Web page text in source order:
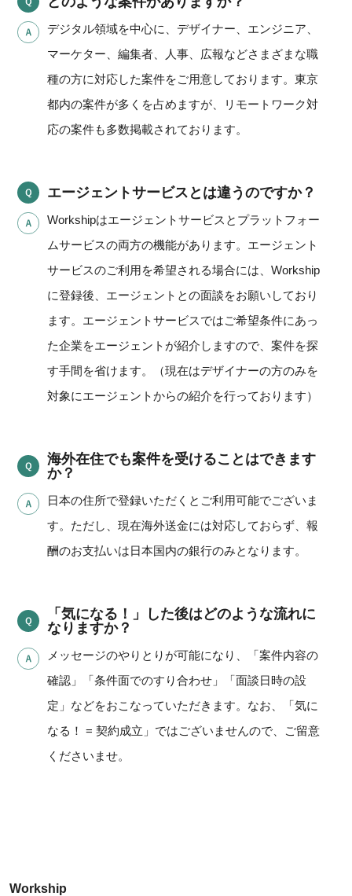
デジタル領域を中心に、デザイナー、エンジニア、
マーケター、編集者、人事、広報などさまざまな職
種の方に対応した案件をご用意しております。東京
都内の案件が多くを占めますが、リモートワーク対
応の案件も多数掲載されております。
エージェントサービスとは違うのですか？
Workshipはエージェントサービスとプラットフォー
ムサービスの両方の機能があります。エージェント
サービスのご利用を希望される場合には、Workship
に登録後、エージェントとの面談をお願いしており
ます。エージェントサービスではご希望条件にあっ
た企業をエージェントが紹介しますので、案件を探
す手間を省けます。（現在はデザイナーの方のみを
対象にエージェントからの紹介を行っております）
海外在住でも案件を受けることはできます
か？
日本の住所で登録いただくとご利用可能でございま
す。ただし、現在海外送金には対応しておらず、報
酬のお支払いは日本国内の銀行のみとなります。
「気になる！」した後はどのような流れに
なりますか？
メッセージのやりとりが可能になり、「案件内容の
確認」「条件面でのすり合わせ」「面談日時の設
定」などをおこなっていただきます。なお、「気に
なる！ = 契約成立」ではございませんので、ご留意
くださいませ。
Workship